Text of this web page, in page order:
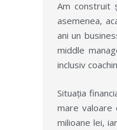
Am construit
asemenea,
ani un
middle
inclusiv
Situația
mare valoare
milioane lei,